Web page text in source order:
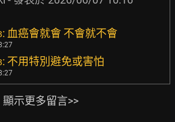
: 血癌會就會 不會就不會
: 不用特別避免或害怕
顯示更多留言>>